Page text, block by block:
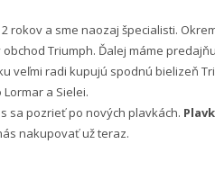
rokov a sme naozaj špecialisti.
obchod Triumph. Ďalej máme
veľmi radi kupujú spodnú bielizeň
a Sielei.
sa pozrieť po nových plavkách.
nakupovať už teraz.